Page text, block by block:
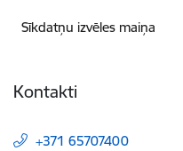
Sīkdatņu izvēles maiņa
Kontakti
+371 65707400